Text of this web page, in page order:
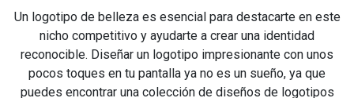
Un logotipo de belleza es esencial para destacarte en este
nicho competitivo y ayudarte a crear una identidad
reconocible. Diseñar un logotipo impresionante con unos
pocos toques en tu pantalla ya no es un sueño, ya que
puedes encontrar una colección de diseños de logotipos